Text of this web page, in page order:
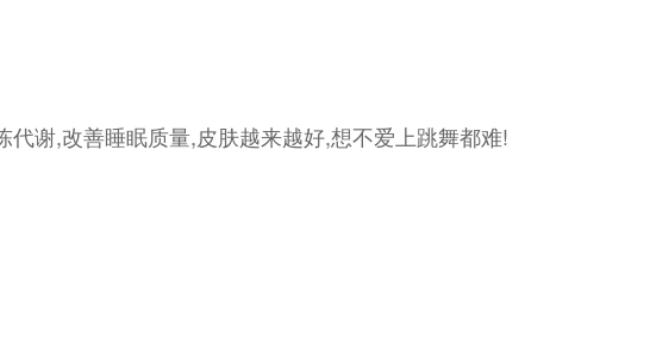
谢,改善睡眠质量,皮肤越来越好,想不爱上跳舞都难!